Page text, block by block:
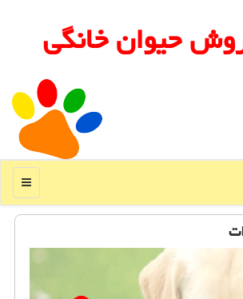
حیوان خانگی
منو